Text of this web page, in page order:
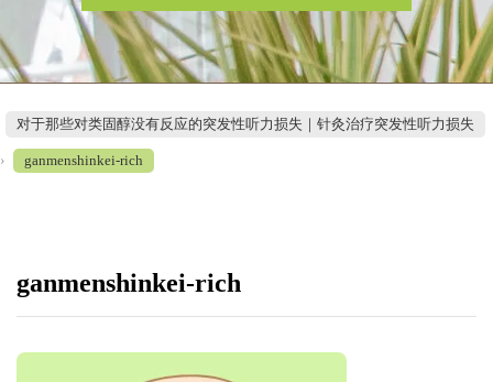
对于那些对类固醇没有反应的突发性听力损失｜针灸治疗突发性听力损失
› ganmenshinkei-rich
ganmenshinkei-rich